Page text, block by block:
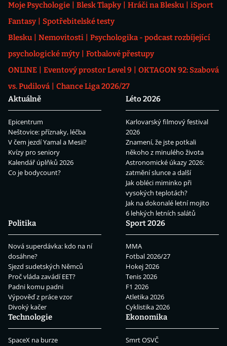
Moje Psychologie Blesk Tlapky Hráči na Blesku
iSport
Fantasy
Spotřebitelské testy
Blesku
Nemovitosti
Psychologika - podcast rozbíjející
psychologické mýty
Fotbalové přestupy
ONLINE
Eventový prostor Level 9
OKTAGON 92: Szabová
vs. Pudilová
Chance Liga 2026/27
Aktuálně
Epicentrum
Neštovice: příznaky, léčba
V čem jezdí Yamal a Mesii?
Kvízy pro seniory
Kalendář úplňků 2026
Co je bodycount?
Léto 2026
Karlovarský filmový festival
2026
Znamení, že jste potkali
někoho z minulého života
Astronomické úkazy 2026:
zatmění slunce a další
Jak obléci miminko při
vysokých teplotách?
Jak na dokonalé letní mojito
6 lehkých letních salátů
Politika
Nová superdávka: kdo na ní
dosáhne?
Sjezd sudetských Němců
Proč vláda zavádí EET?
Padni komu padni
Výpověď z práce vzor
Divoký kačer
Sport 2026
MMA
Fotbal 2026/27
Hokej 2026
Tenis 2026
F1 2026
Atletika 2026
Cyklistika 2026
Technologie
SpaceX na burze
Ekonomika
Smrt OSVČ